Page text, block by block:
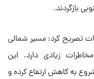
بازگردند.
تصریح کرد: مسیر شمالی
زیادی دارد. این
به کاهش ارتفاع کرده و